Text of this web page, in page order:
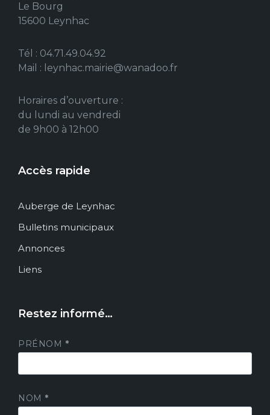
Le Bourg
15600 Leynhac
Tél : 04.71.49.04.92
Mail : leynhac.mairie@wanadoo.fr
Horaires d’ouverture :
du lundi au vendredi
de 9h00 à 12h00
Accès rapide
Auberge de Leynhac
Bulletins municipaux
Annonces
Liens
Restez informé…
PRÉNOM *
NOM *